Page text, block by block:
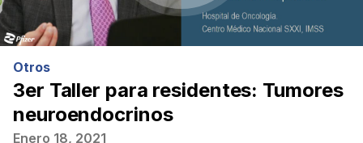
Otros
3er Taller para residentes: Tumores
neuroendocrinos
Enero 18, 2021